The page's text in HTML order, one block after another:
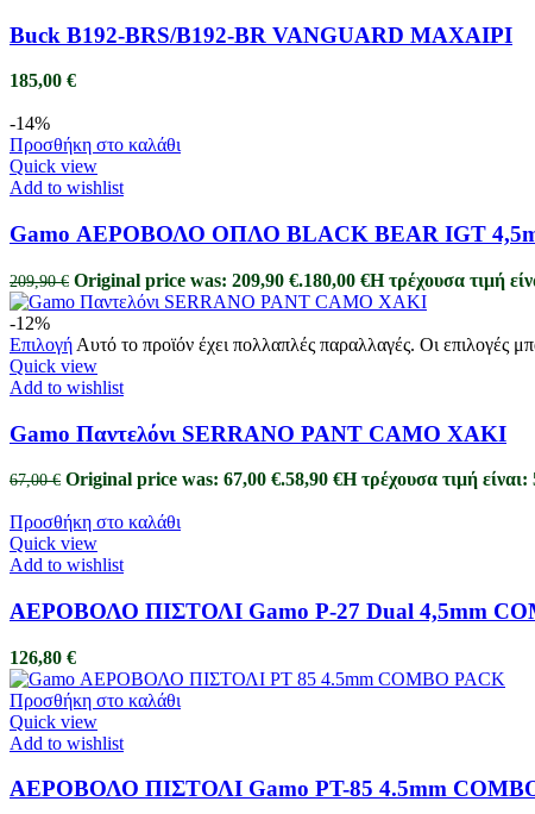
Buck B192-BRS/B192-BR VANGUARD MAXAIΡI
185,00 €
-14%
Προσθήκη στο καλάθι
Quick view
Add to wishlist
Gamo ΑΕΡΟΒΟΛΟ ΟΠΛΟ BLACK BEAR IGT
209,90€ Original price was: 209,90 €.180,00 €Η τρέχουσα τιμή
-12%
Επιλογή Αυτό το προϊόν έχει πολλαπλές παραλλαγές. Οι επιλογές
Quick view
Add to wishlist
Gamo Παντελόνι SERRANO PANT CAMO ΧΑΚΙ
67,00€ Original price was: 67,00 €.58,90 €Η τρέχουσα τιμή είναι:
Προσθήκη στο καλάθι
Quick view
Add to wishlist
ΑΕΡΟΒΟΛΟ ΠΙΣΤΟΛΙ Gamo P-27 Dual 4,5mm
126,80 €
Προσθήκη στο καλάθι
Quick view
Add to wishlist
ΑΕΡΟΒΟΛΟ ΠΙΣΤΟΛΙ Gamo PT-85 4.5mm